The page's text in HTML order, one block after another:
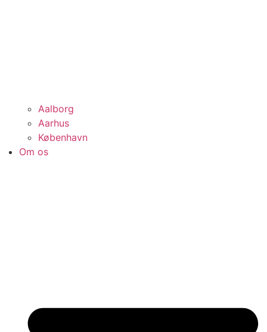
Aalborg
Aarhus
København
Om os